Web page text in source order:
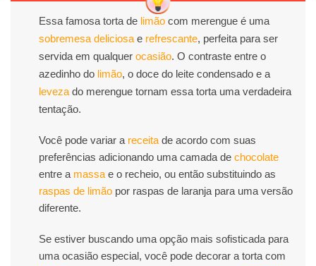
Essa famosa torta de limão com merengue é uma
sobremesa deliciosa e refrescante, perfeita para ser
servida em qualquer ocasião. O contraste entre o
azedinho do limão, o doce do leite condensado e a
leveza do merengue tornam essa torta uma verdadeira
tentação.
Você pode variar a receita de acordo com suas
preferências adicionando uma camada de chocolate
entre a massa e o recheio, ou então substituindo as
raspas de limão por raspas de laranja para uma versão
diferente.
Se estiver buscando uma opção mais sofisticada para
uma ocasião especial, você pode decorar a torta com